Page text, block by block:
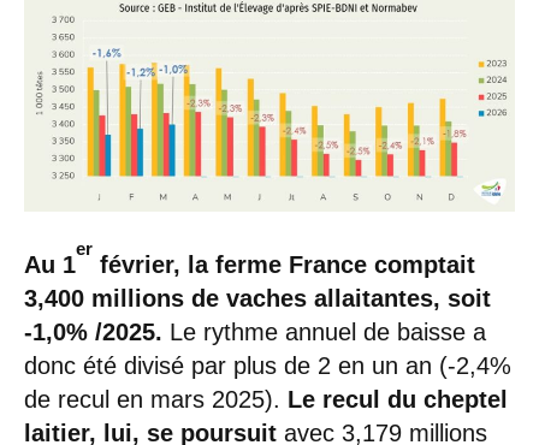
Au 1
er
février, la ferme France comptait
3,400 millions de vaches allaitantes, soit
-1,0% /2025. Le rythme annuel de baisse a
donc été divisé par plus de 2 en un an (-2,4%
de recul en mars 2025). Le recul du cheptel
laitier, lui, se poursuit avec 3,179 millions